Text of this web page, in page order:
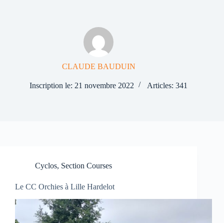
CLAUDE BAUDUIN
Inscription le: 21 novembre 2022 Articles: 341
Cyclos, Section Courses
Le CC Orchies à Lille Hardelot